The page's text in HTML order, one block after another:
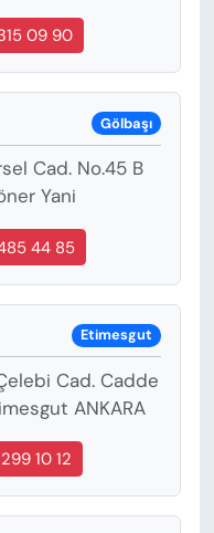
09 90
Gölbaşı
Cad. No.45 B
Yani
44 85
Etimesgut
Cad. Cadde
ANKARA
10 12